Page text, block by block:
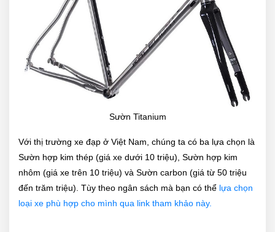
Sườn Titanium
Với thị trường xe đạp ở Việt Nam, chúng ta có ba lựa chọn là
Sườn hợp kim thép (giá xe dưới 10 triệu), Sườn hợp kim
nhôm (giá xe trên 10 triệu) và Sườn carbon (giá từ 50 triệu
đến trăm triệu). Tùy theo ngân sách mà bạn có thể lựa chọn
loại xe phù hợp cho mình qua link tham khảo này.